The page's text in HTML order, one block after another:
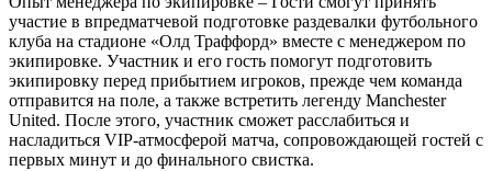
участие в впредматчевой подготовке раздевалки футбольного
клуба на стадионе «Олд Траффорд» вместе с менеджером по
экипировке. Участник и его гость помогут подготовить
экипировку перед прибытием игроков, прежде чем команда
отправится на поле, а также встретить легенду Manchester
United. После этого, участник сможет расслабиться и
насладиться VIP-атмосферой матча, сопровождающей гостей с
первых минут и до финального свистка.